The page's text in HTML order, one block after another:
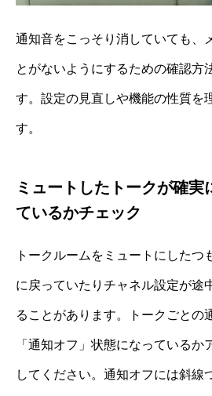
通知音をこっそり消していても、
とがないようにするための確認方
す。設定の見直しや機能の性質を
す。
ミュートしたトークが確実
ているかチェック
トークルームをミュートにしたつ
に戻っていたりチャネル設定が途
ることがあります。トークごとの
「通知オフ」状態になっているか
してください。通知オフには斜線